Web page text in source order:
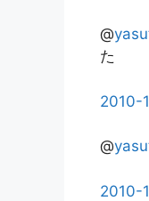
@
た
2010-
@
2010-